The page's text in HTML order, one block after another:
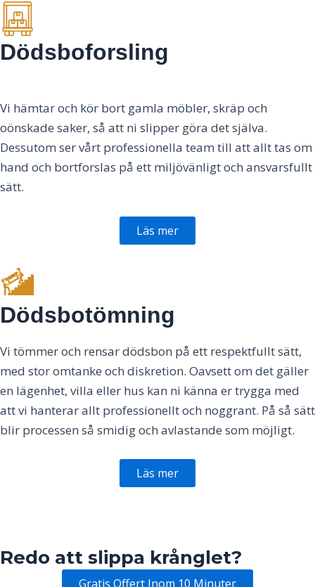
Dödsboforsling
Vi hämtar och kör bort gamla möbler, skräp och
oönskade saker, så att ni slipper göra det själva.
Dessutom ser vårt professionella team till att allt tas om
hand och bortforslas på ett miljövänligt och ansvarsfullt
sätt.
Läs mer
Dödsbotömning
Vi tömmer och rensar dödsbon på ett respektfullt sätt,
med stor omtanke och diskretion. Oavsett om det gäller
en lägenhet, villa eller hus kan ni känna er trygga med
att vi hanterar allt professionellt och noggrant. På så sätt
blir processen så smidig och avlastande som möjligt.
Läs mer
Redo att slippa krånglet?
Gratis Offert Inom 10 Minuter